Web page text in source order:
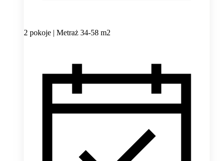
2 pokoje | Metraż 34-58 m2